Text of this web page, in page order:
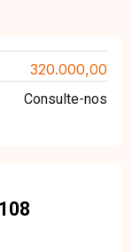
320.000,00
Consulte-nos